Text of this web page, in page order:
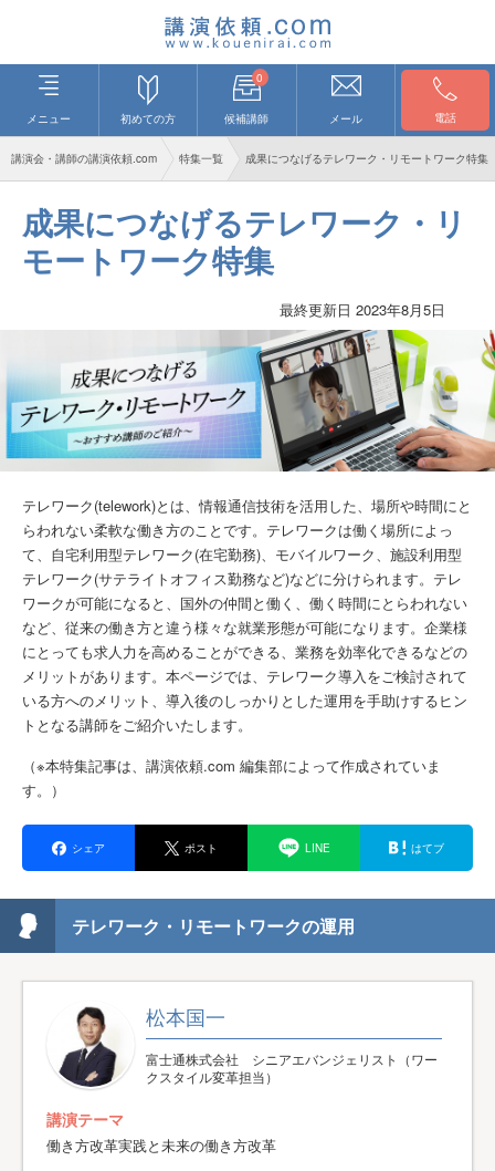
メニュー 初めての方
0
候補講師 メール 電話
講演会・講師の講演依頼.com 特集一覧 成果につなげるテレワーク・リモートワーク特集
成果につなげるテレワーク・リ
モートワーク特集
最終更新日 2023年8月5日
シェア ポスト LINE はてブ
テレワーク(telework)とは、情報通信技術を活用した、場所や時間にと
らわれない柔軟な働き方のことです。テレワークは働く場所によっ
て、自宅利用型テレワーク(在宅勤務)、モバイルワーク、施設利用型
テレワーク(サテライトオフィス勤務など)などに分けられます。テレ
ワークが可能になると、国外の仲間と働く、働く時間にとらわれない
など、従来の働き方と違う様々な就業形態が可能になります。企業様
にとっても求人力を高めることができる、業務を効率化できるなどの
メリットがあります。本ページでは、テレワーク導入をご検討されて
いる方へのメリット、導入後のしっかりとした運用を手助けするヒン
トとなる講師をご紹介いたします。
（※本特集記事は、講演依頼.com 編集部によって作成されていま
す。）
テレワーク・リモートワークの運用
松本国一
富士通株式会社 シニアエバンジェリスト（ワー
クスタイル変革担当）
講演テーマ
働き方改革実践と未来の働き方改革